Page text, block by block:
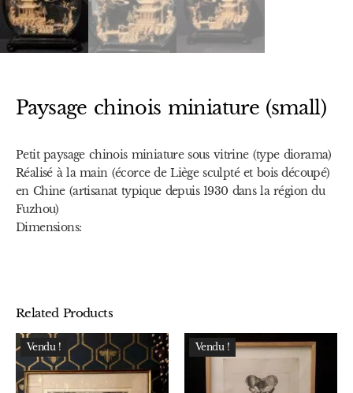
Paysage chinois miniature (small)
Petit paysage chinois miniature sous vitrine (type diorama)
Réalisé à la main (écorce de Liège sculpté et bois découpé)
en Chine (artisanat typique depuis 1930 dans la région du
Fuzhou)
Dimensions:
Related Products
Vendu ! Vendu !